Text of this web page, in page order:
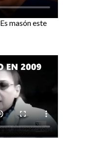
Es masón este